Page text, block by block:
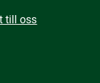
till oss